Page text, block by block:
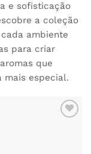
e sofisticação
a coleção
ambiente
para criar
que
mais especial.